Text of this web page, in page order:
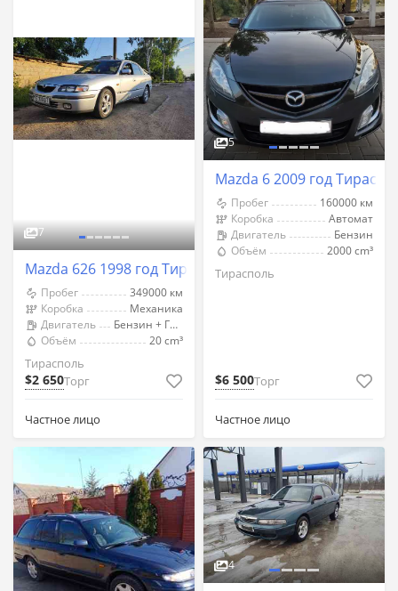
7
Mazda 626 1998 год Тирасполь
Пробег
349000 км
Коробка
Механика
Двигатель
Бензин + Газ (Метан)
Объём
20 cm³
Тирасполь
$2 650Торг
Частное лицо
5
Mazda 6 2009 год
Пробег
160000 км
Коробка
Автомат
Двигатель
Бензин
Объём
2000 cm³
Тирасполь
$6 500Торг
Частное лицо
4